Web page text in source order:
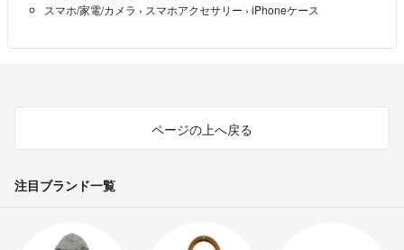
スマホ/家電/カメラ › スマホアクセサリー › iPhoneケース
ページの上へ戻る
注目ブランド一覧